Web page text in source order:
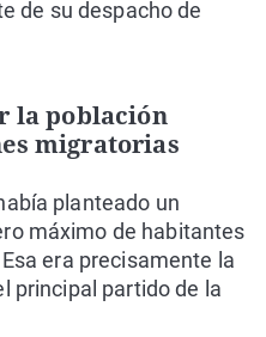
de su despacho de
la población
migratorias
planteado un
máximo de habitantes
era precisamente la
principal partido de la